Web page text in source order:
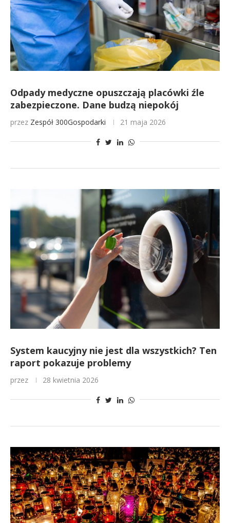
Odpady medyczne opuszczają placówki źle
zabezpieczone. Dane budzą niepokój
przez Zespół 300Gospodarki 21 maja 2026
System kaucyjny nie jest dla wszystkich? Ten
raport pokazuje problemy
przez 28 kwietnia 2026